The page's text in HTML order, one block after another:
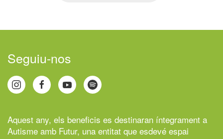
Seguiu-nos
Aquest any, els beneficis es destinaran íntegrament a
Autisme amb Futur, una entitat que esdevé espai